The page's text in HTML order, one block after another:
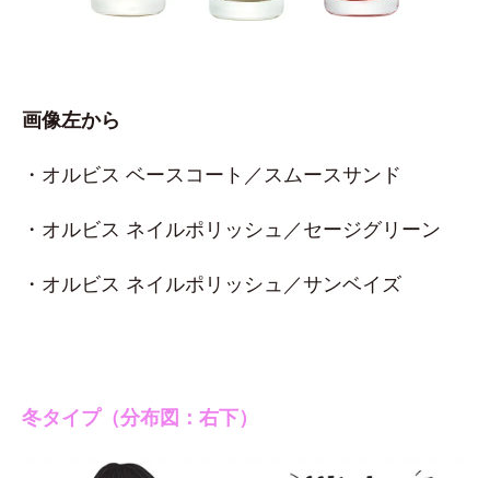
画像左から
・オルビス ベースコート／スムースサンド
・オルビス ネイルポリッシュ／セージグリーン
・オルビス ネイルポリッシュ／サンベイズ
冬タイプ（分布図：右下）